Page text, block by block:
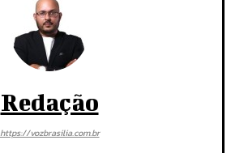
Redação
https://vozbrasilia.com.br